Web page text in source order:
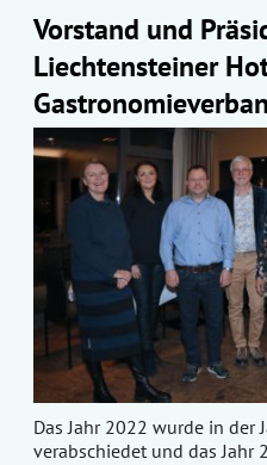
Vorstand und
Liechtensteiner
Das Jahr 2022 wurde in der
verabschiedet und das Jahr